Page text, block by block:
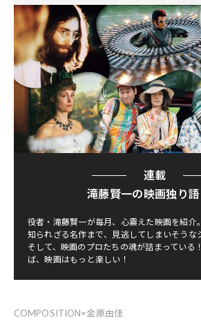
連載
滝藤賢一の映画独り
役者・滝藤賢一が毎月、心震えた映画を紹介
知られざる名作まで、見逃してしまいそうな
そして、映画のプロたちの魂が詰まっている
ば、映画はもっと楽しい！
COMPOSITION=金原由佳